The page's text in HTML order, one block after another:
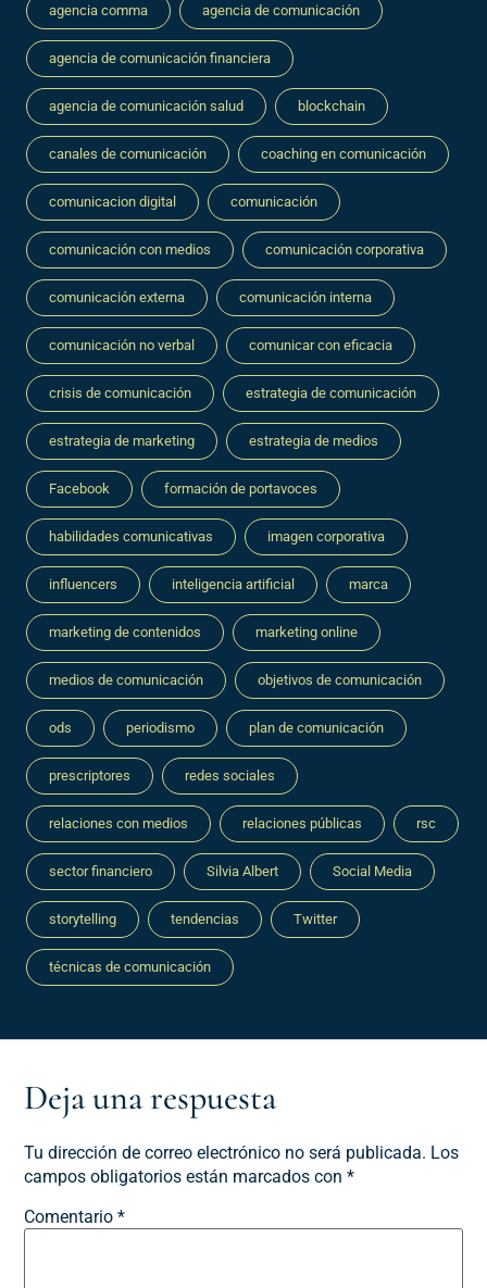
agencia comma agencia de comunicación
agencia de comunicación financiera
agencia de comunicación salud blockchain
canales de comunicación coaching en comunicación
comunicacion digital comunicación
comunicación con medios comunicación corporativa
comunicación externa comunicación interna
comunicación no verbal comunicar con eficacia
crisis de comunicación estrategia de comunicación
estrategia de marketing estrategia de medios
Facebook formación de portavoces
habilidades comunicativas imagen corporativa
influencers inteligencia artificial marca
marketing de contenidos marketing online
medios de comunicación objetivos de comunicación
ods periodismo plan de comunicación
prescriptores redes sociales
relaciones con medios relaciones públicas rsc
sector financiero Silvia Albert Social Media
storytelling tendencias Twitter
técnicas de comunicación
Deja una respuesta
Tu dirección de correo electrónico no será publicada. Los
campos obligatorios están marcados con*
Comentario*